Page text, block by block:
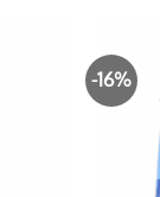
-16%